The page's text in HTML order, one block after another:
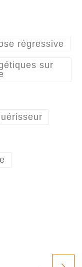
régressive
sur